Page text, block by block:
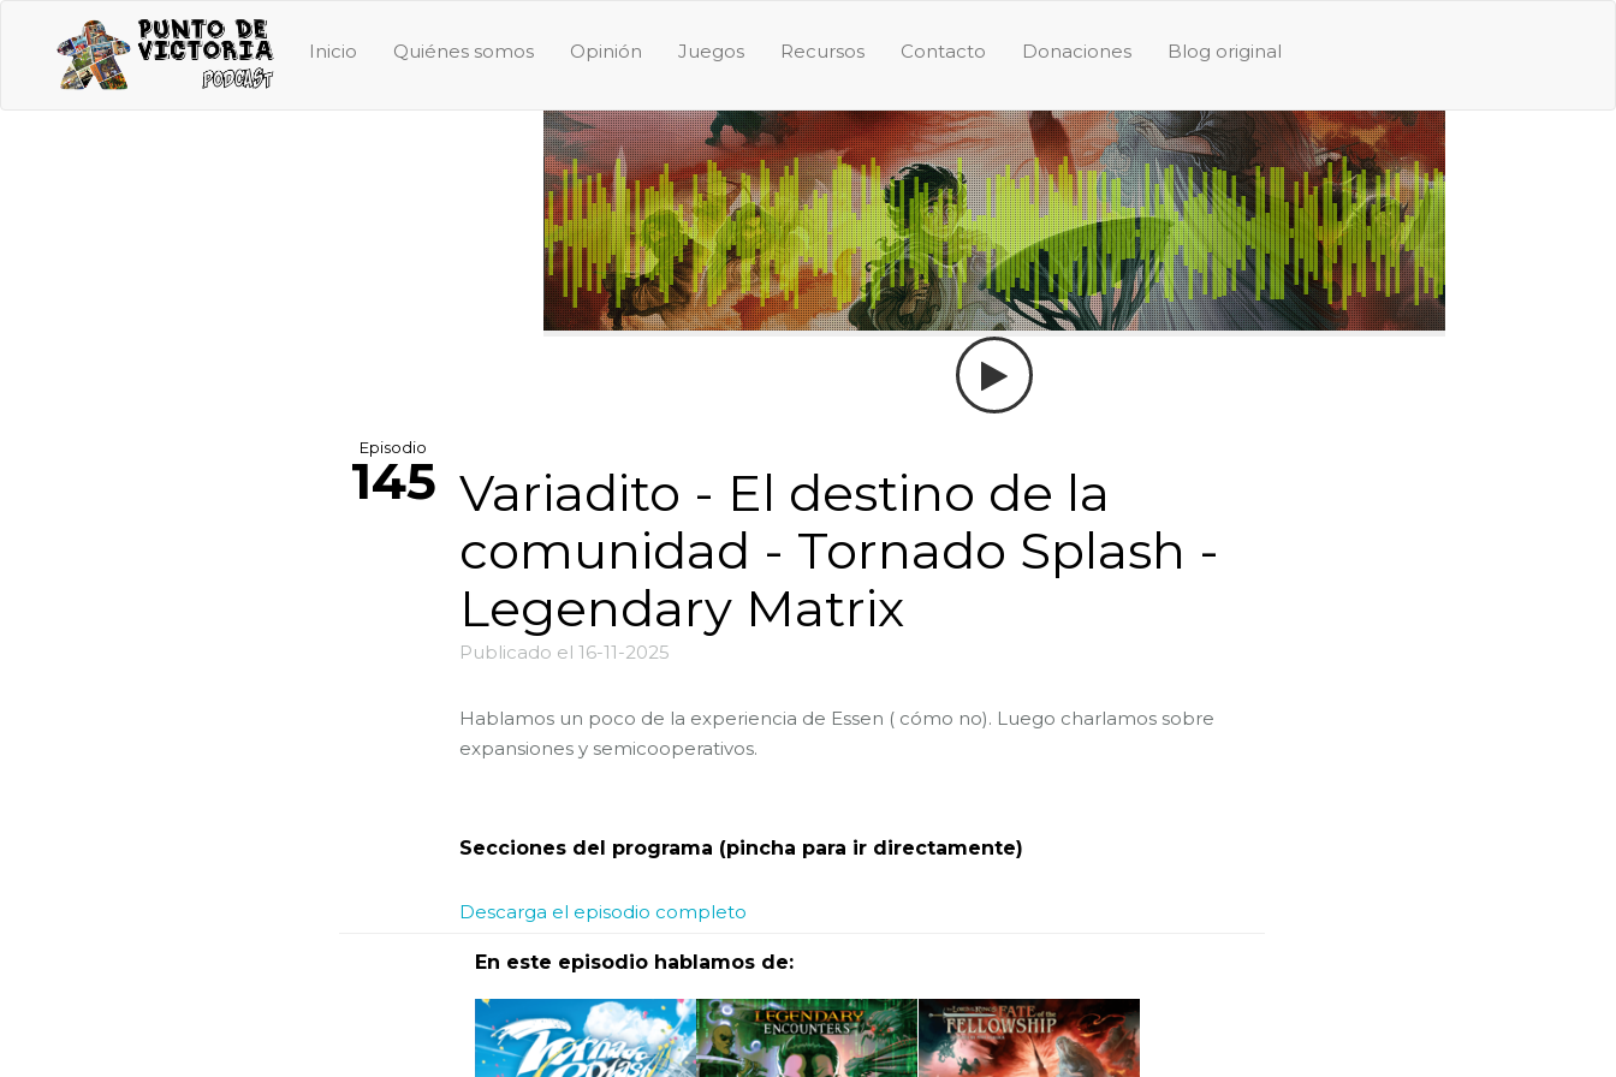
Inicio Quiénes somos Opinión Juegos Recursos Contacto Donaciones Blog original
Episodio
145 Variadito - El destino de la
comunidad - Tornado Splash -
Legendary Matrix
Publicado el 16-11-2025
Hablamos un poco de la experiencia de Essen ( cómo no). Luego charlamos sobre
expansiones y semicooperativos.
Secciones del programa (pincha para ir directamente)
Descarga el episodio completo
En este episodio hablamos de: